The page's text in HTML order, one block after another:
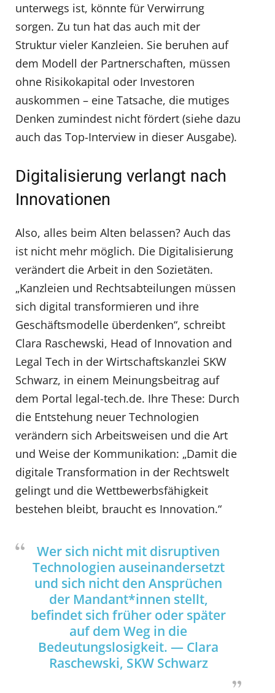
unterwegs ist, könnte für Verwirrung
sorgen. Zu tun hat das auch mit der
Struktur vieler Kanzleien. Sie beruhen auf
dem Modell der Partnerschaften, müssen
ohne Risikokapital oder Investoren
auskommen – eine Tatsache, die mutiges
Denken zumindest nicht fördert (siehe dazu
auch das Top-Interview in dieser Ausgabe).
Digitalisierung verlangt nach
Innovationen
Also, alles beim Alten belassen? Auch das
ist nicht mehr möglich. Die Digitalisierung
verändert die Arbeit in den Sozietäten.
„Kanzleien und Rechtsabteilungen müssen
sich digital transformieren und ihre
Geschäftsmodelle überdenken“, schreibt
Clara Raschewski, Head of Innovation and
Legal Tech in der Wirtschaftskanzlei SKW
Schwarz, in einem Meinungsbeitrag auf
dem Portal legal-tech.de. Ihre These: Durch
die Entstehung neuer Technologien
verändern sich Arbeitsweisen und die Art
und Weise der Kommunikation: „Damit die
digitale Transformation in der Rechtswelt
gelingt und die Wettbewerbsfähigkeit
bestehen bleibt, braucht es Innovation.“
Wer sich nicht mit disruptiven
Technologien auseinandersetzt
und sich nicht den Ansprüchen
der Mandant*innen stellt,
befindet sich früher oder später
auf dem Weg in die
Bedeutungslosigkeit. — Clara
Raschewski, SKW Schwarz